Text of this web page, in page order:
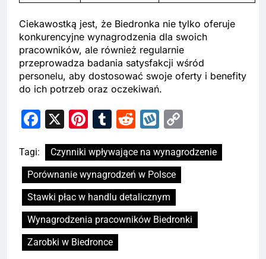
Ciekawostką jest, że Biedronka nie tylko oferuje
konkurencyjne wynagrodzenia dla swoich
pracowników, ale również regularnie
przeprowadza badania satysfakcji wśród
personelu, aby dostosować swoje oferty i benefity
do ich potrzeb oraz oczekiwań.
Facebook
X Pinterest
Tumblr
RedditWykop
Link
Tagi:
Czynniki wpływające na wynagrodzenie
Porównanie wynagrodzeń w Polsce
Stawki płac w handlu detalicznym
Wynagrodzenia pracowników Biedronki
Zarobki w Biedronce